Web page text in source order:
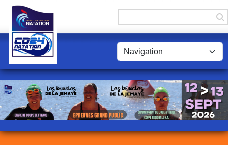
Panneau de gestion des cookies